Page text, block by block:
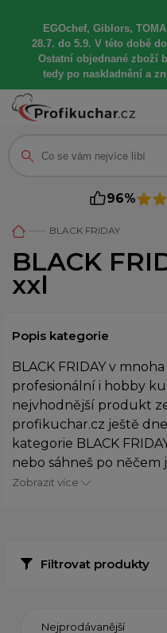
EGOchef, Giblors,
28.7. do 5.9. V této době
Ostatní objednané zboží
tedy po naskladnění a
96%
BLACK FRIDAY
BLACK
xxl
Popis kategorie
BLACK FRIDAY v
profesionální i hobby
nejvhodnější produkt
profikuchar.cz ještě
kategorie BLACK
nebo sáhneš po něčem
Zobrazit více
Filtrovat produkty
Nejprodávanější